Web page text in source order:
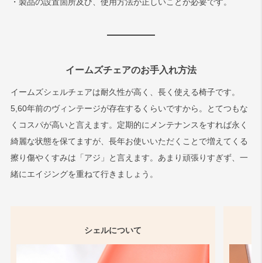
・製品の設置箇所及び、使用方法が正しいことが必要です。
イームズチェアのお手入れ方法
イームズシェルチェアは耐久性が高く、長く使える椅子です。
5,60年前のヴィンテージが存在するくらいですから。とてつもな
くコスパが高いと言えます。定期的にメンテナンスをすれば永く
綺麗な状態を保てますが、長年お使いいただくことで増えてくる
擦り傷やくすみは「アジ」と言えます。あまり頑張りすぎず、一
緒にエイジングを重ねて行きましょう。
シェルについて